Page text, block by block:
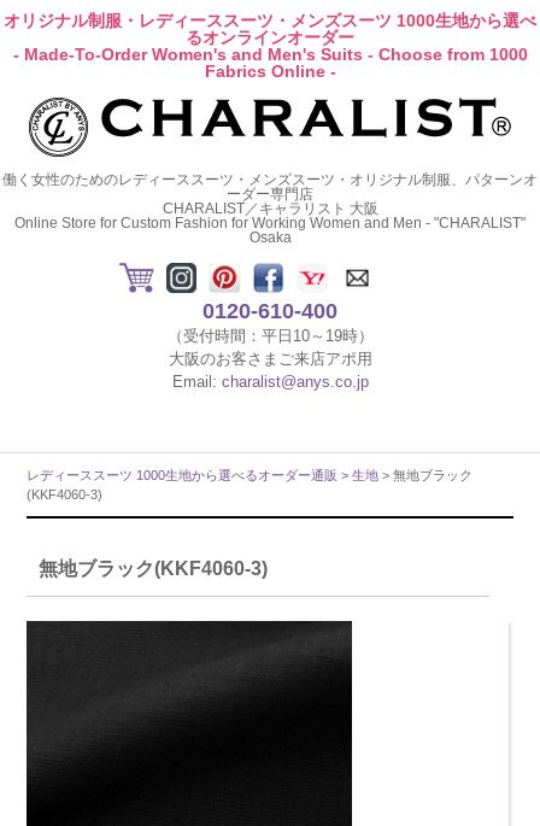
オリジナル制服・レディーススーツ・メンズスーツ 1000生地から選べ
るオンラインオーダー
- Made-To-Order Women's and Men's Suits - Choose from 1000
Fabrics Online -
働く女性のためのレディーススーツ・メンズスーツ・オリジナル制服、パターンオ
ーダー専門店
CHARALIST／キャラリスト 大阪
Online Store for Custom Fashion for Working Women and Men - "CHARALIST"
Osaka
0120-610-400
（受付時間：平日10～19時）
大阪のお客さまご来店アポ用
Email: charalist@anys.co.jp
レディーススーツ 1000生地から選べるオーダー通販 >生地 > 無地ブラック
(KKF4060-3)
無地ブラック(KKF4060-3)